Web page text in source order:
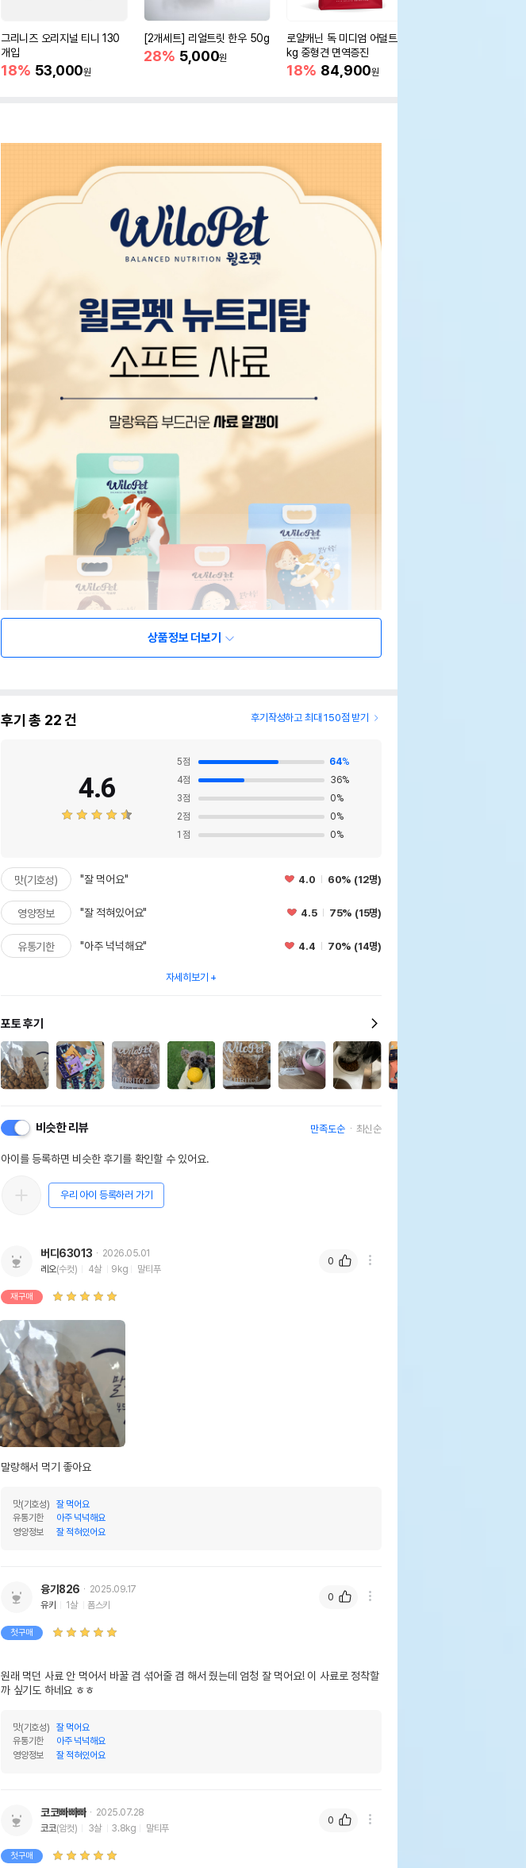
그리니즈 오리지널 티니 130
개입
18% 53,000원
[2개세트] 리얼트릿 한우 50g
28% 5,000원
로얄캐닌 독 미디엄 어덜트 10
kg 중형견 면역증진
18% 84,900원
상품정보 더보기
후기 총 22건 후기작성하고 최대 150점 받기
4.6
5점 64%
4점 36%
3점 0%
2점 0%
1 점 0%
맛(기호성) "잘 먹어요" 4.0 60% (12명)
영양정보 "잘 적혀있어요" 4.5 75% (15명)
유통기한 "아주 넉넉해요" 4.4 70% (14명)
자세히보기
포토 후기
비슷한 리뷰 만족도순 최신순
아이를 등록하면 비슷한 후기를 확인할 수 있어요.
우리 아이 등록하러 가기
버디63013
2026.05.01
레오(수컷) 4살 9kg 말티푸
재구매
말랑해서 먹기 좋아요
맛(기호성)
잘 먹어요
유통기한
아주 넉넉해요
영양정보
잘 적혀있어요
0
융기826
2025.09.17
유키
1살 폼스키
첫구매
원래 먹던 사료 안 먹어서 바꿀 겸 섞어줄 겸 해서 줬는데 엄청 잘 먹어요! 이 사료로 정착할
까 싶기도 하네요 ㅎㅎ
맛(기호성)
잘 먹어요
유통기한
아주 넉넉해요
영양정보
잘 적혀있어요
0
코코빠빠빠
2025.07.28
코코(암컷) 3살 3.8kg 말티푸
첫구매
0